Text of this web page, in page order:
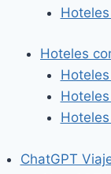
Hoteles
ChatGPT